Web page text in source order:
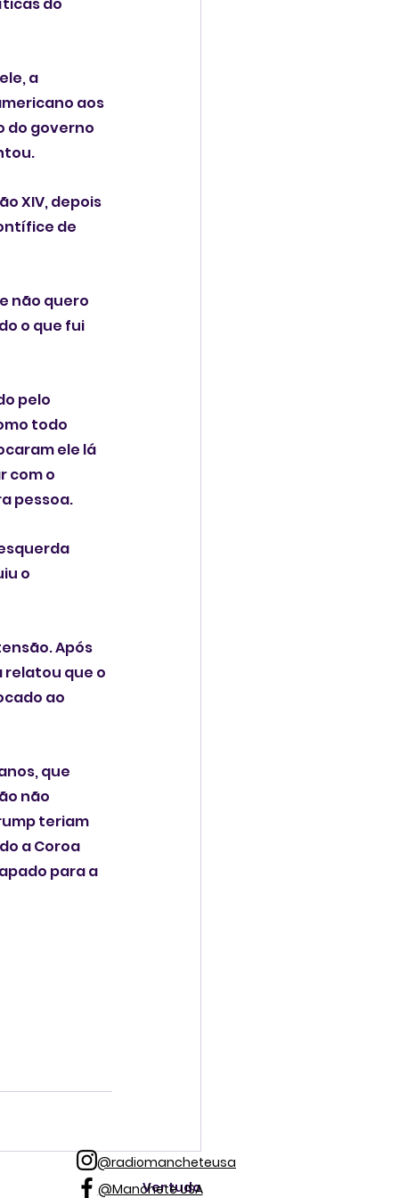
a
aos
do governo
XIV, depois
de
não quero
o que fui
pelo
todo
ele lá
com o
pessoa.
o
Após
relatou que o
ao
que
não
teriam
a Coroa
para a
Ver tudo
@radiomancheteusa
@Manchete USA